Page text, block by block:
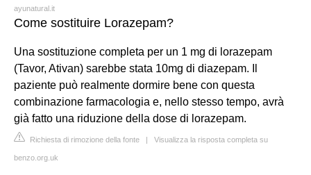
ayunatural.it
Come sostituire Lorazepam?
Una sostituzione completa per un 1 mg di lorazepam
(Tavor, Ativan) sarebbe stata 10mg di diazepam. Il
paziente può realmente dormire bene con questa
combinazione farmacologia e, nello stesso tempo, avrà
già fatto una riduzione della dose di lorazepam.
Richiesta di rimozione della fonte | Visualizza la risposta completa su
benzo.org.uk